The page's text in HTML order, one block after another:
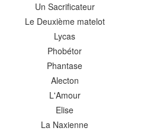
Un Sacrificateur
Le Deuxième matelot
Lycas
Phobétor
Phantase
Alecton
L'Amour
Elise
La Naxienne